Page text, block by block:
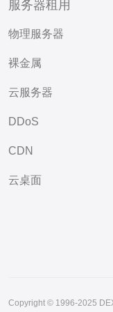
服务器租用
物理服务器
裸金属
云服务器
DDoS
CDN
云桌面
Copyright © 1996-2025